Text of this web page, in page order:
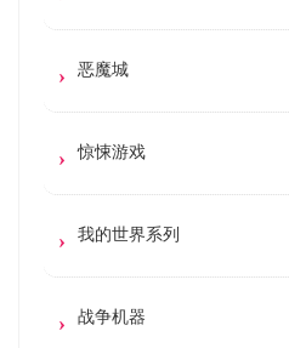
恶魔城
惊悚游戏
我的世界系列
战争机器